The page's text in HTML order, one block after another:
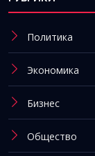
Политика
Экономика
Бизнес
Общество